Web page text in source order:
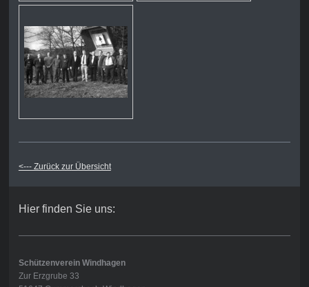
<--- Zurück zur Übersicht
Hier finden Sie uns:
Schützenverein Windhagen
Zur Erzgrube 33